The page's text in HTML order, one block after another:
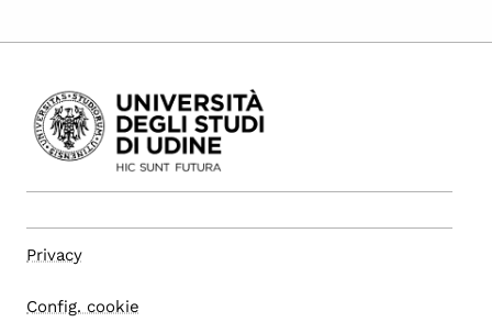
Privacy
Config. cookie